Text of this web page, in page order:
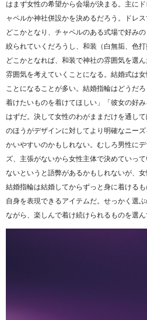
はまず女性の希望から会場が決まる。主に
ャペルか神社併設かを決めるだろう。ドレ
どこかとなり、チャペルのある式場で好み
絞られていくだろうし、和装（白無垢、色
どこかとなれば、和装で神社の雰囲気を選
雰囲気を考えていくことになる。結婚式は
ことになることが多い。結婚指輪はどうだ
着けたいものを着けてほしい」「彼女の好
はずだ。決して女性のわがままだけを通し
のほうがデザインに対してより明確なニー
かいやすいのかもしれない。むしろ男性に
ズ、主張がないから女性主体で決めていっ
ないというと語弊があるかもしれないが、女
結婚指輪は結婚してからずっと身に着ける
自身を表現できるアイテムだ。せっかく選
ながら、楽しんで着け続けられるものを選ん